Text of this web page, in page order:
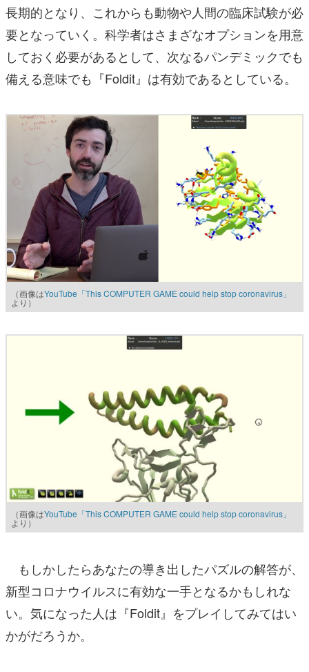
長期的となり、これからも動物や人間の臨床試験が必
要となっていく。科学者はさまざなオプションを用意
しておく必要があるとして、次なるパンデミックでも
備える意味でも『Foldit』は有効であるとしている。
（画像はYouTube「This COMPUTER GAME could help stop coronavirus」
より）
（画像はYouTube「This COMPUTER GAME could help stop coronavirus」
より）
もしかしたらあなたの導き出したパズルの解答が、
新型コロナウイルスに有効な一手となるかもしれな
い。気になった人は『Foldit』をプレイしてみてはい
かがだろうか。